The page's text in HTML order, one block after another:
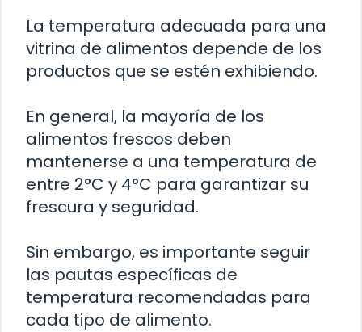
La temperatura adecuada para una
vitrina de alimentos depende de los
productos que se estén exhibiendo.
En general, la mayoría de los
alimentos frescos deben
mantenerse a una temperatura de
entre 2°C y 4°C para garantizar su
frescura y seguridad.
Sin embargo, es importante seguir
las pautas específicas de
temperatura recomendadas para
cada tipo de alimento.